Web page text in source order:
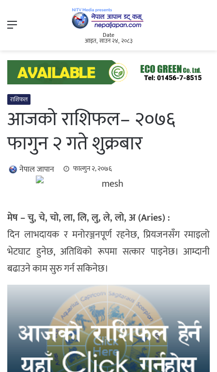
Menu
Date
आइत, साउन २४, २०८३
राशिफल
आजको राशिफल– २०७६
फागुन २ गते शुक्रबार
नेपाल जापान फाल्गुन २, २०७६
मेष – चु, चे, चो, ला, लि, लु, ले, लो, अ (Aries) :
दिन लाभदायक र मनोरञ्जनपूर्ण रहनेछ, प्रियजनसँग रमाइलो
भेटघाट हुनेछ, अतिथिको रूपमा सत्कार पाइनेछ। आम्दानी
बढाउने काम सुरु गर्न सकिनेछ।